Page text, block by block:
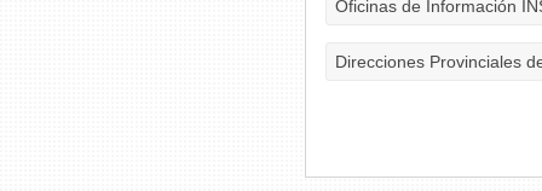
Oficinas de Información
Direcciones Provinciales